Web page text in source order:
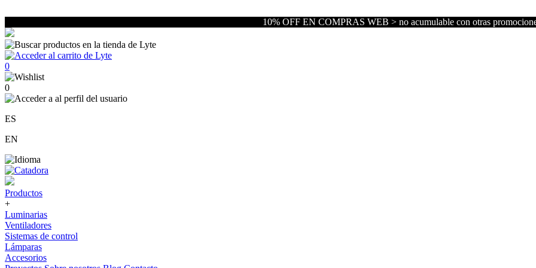
10% OFF EN COMPRAS WEB > no acumulable con otras
0
0
ES
EN
Productos
+
Luminarias
Ventiladores
Sistemas de control
Lámparas
Accesorios